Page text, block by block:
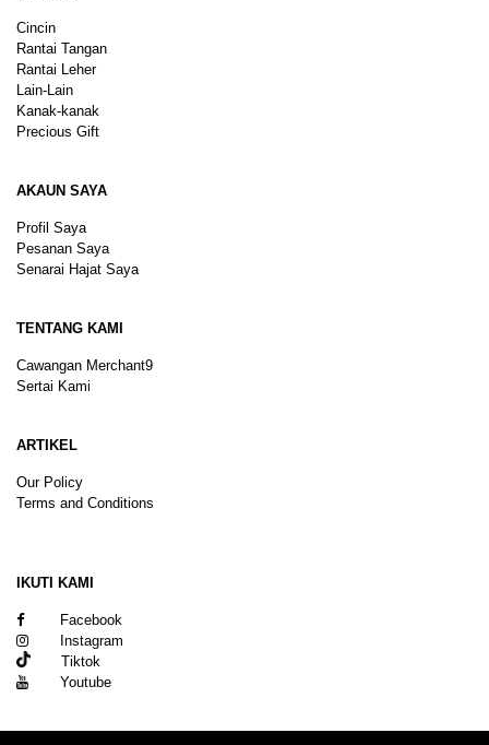
Cincin
Rantai Tangan
Rantai Leher
Lain-Lain
Kanak-kanak
Precious Gift
AKAUN SAYA
Profil Saya
Pesanan Saya
Senarai Hajat Saya
TENTANG KAMI
Cawangan Merchant9
Sertai Kami
ARTIKEL
Our Policy
Terms and Conditions
IKUTI KAMI
Facebook
Instagram
Tiktok
Youtube